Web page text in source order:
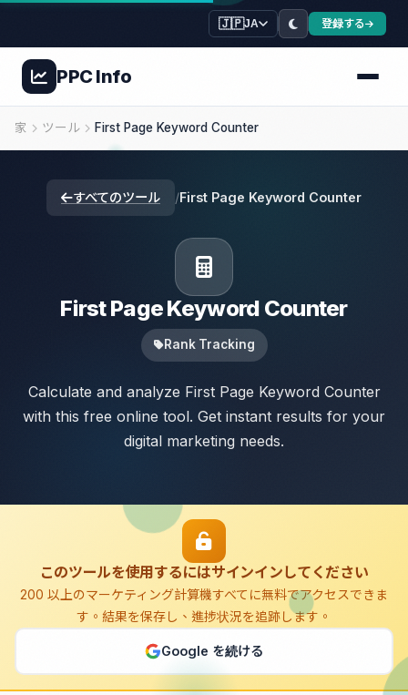
🇯🇵JA 登録する
PPCInfo
家 ツール First Page Keyword Counter
すべてのツール /First Page Keyword Counter
First Page Keyword Counter
Rank Tracking
Calculate and analyze First Page Keyword Counter
with this free online tool. Get instant results for your
digital marketing needs.
このツールを使用するにはサインインしてください
200 以上のマーケティング計算機すべてに無料でアクセスできま
す。結果を保存し、進捗状況を追跡します。
Google を続ける